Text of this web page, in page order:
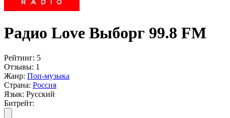
Радио Love Выборг 99.8 FM
Рейтинг: 5
Отзывы: 1
Жанр: Поп-музыка
Страна: Россия
Язык: Русский
Битрейт: